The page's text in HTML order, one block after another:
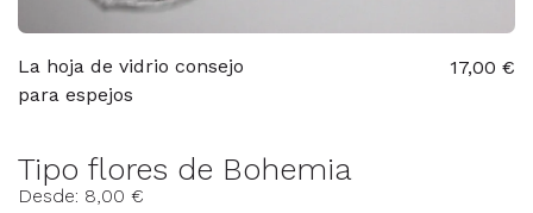
La hoja de vidrio consejo
para espejos
17,00 €
Tipo flores de Bohemia
Desde: 8,00 €